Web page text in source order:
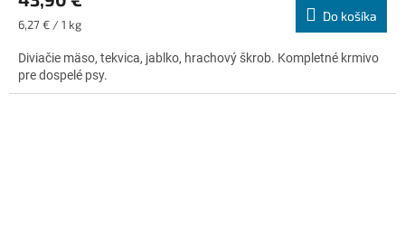
5,0
z
hviezdičiek.
Jednotková
6,27 € / 1 kg
Do košíka
Diviačie mäso, tekvica, jablko, hrachový škrob. Kompletné krmivo
pre dospelé psy.